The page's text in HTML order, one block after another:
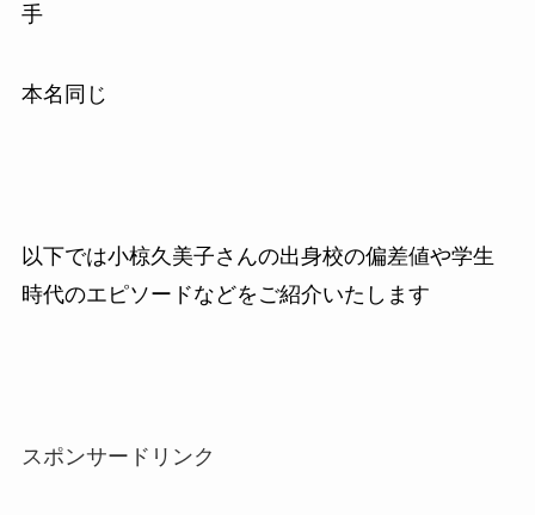
手
本名同じ
以下では小椋久美子さんの出身校の偏差値や学生
時代のエピソードなどをご紹介いたします
スポンサードリンク